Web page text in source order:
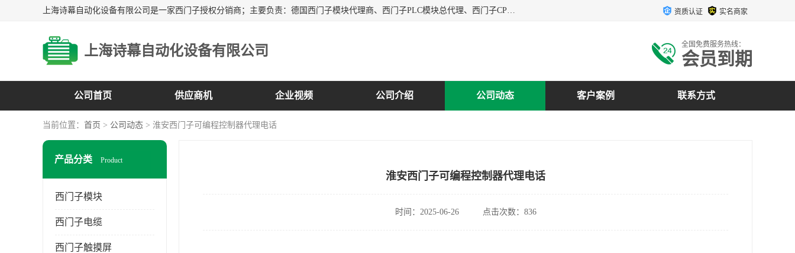
上海诗幕自动化设备有限公司是一家西门子授权分销商；主要负责：德国西门子模块代理商、西门子PLC模块总代理、西门子CPU模块代理商、西门子电缆代理、西门子触摸屏变频器总代理等专销售西门子各系列产品；实体公司，诚信经营，价格优势，品质保证，库存量大，供应！ 资质认证 实名商家
上海诗幕自动化设备有限公司 全国免费服务热线：
会员到期
公司首页 供应商机 企业视频 公司介绍 公司动态 客户案例 联系方式
当前位置： 首页 > 公司动态 > 淮安西门子可编程控制器代理电话
产品分类 Product
西门子模块
西门子电缆
西门子触摸屏
淮安西门子可编程控制器代理电话
时间：2025-06-26 点击次数：836